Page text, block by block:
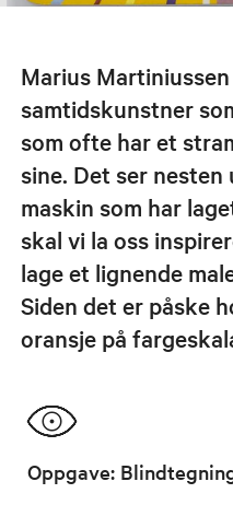
Marius
samtidskunstner
som ofte har et
sine. Det ser nesten
maskin som har
skal vi la oss
lage et lignende
Siden det er påske
oransje på
Oppgave: